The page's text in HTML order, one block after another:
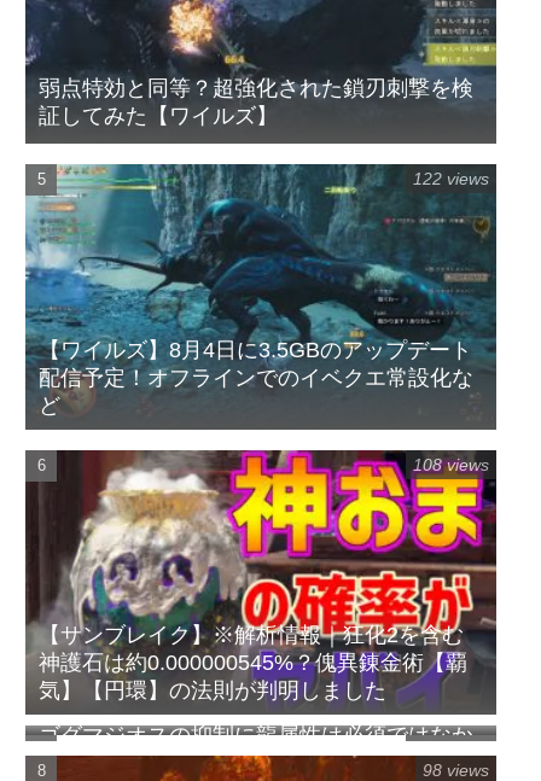
弱点特効と同等？超強化された鎖刃刺撃を検
証してみた【ワイルズ】
【ワイルズ】8月4日に3.5GBのアップデート
配信予定！オフラインでのイベクエ常設化な
ど
122 views
【サンブレイク】※解析情報｜狂化2を含む
神護石は約0.000000545%？傀異錬金術【覇
気】【円環】の法則が判明しました
108 views
ゴグマジオスの抑制に龍属性は必須ではなか
ったらしい【ワイルズ】
98 views